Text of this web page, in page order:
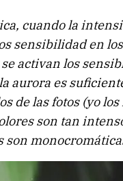
cuando la
sensibilidad en los
activan los
aurora es
de las fotos (yo los
son tan
son